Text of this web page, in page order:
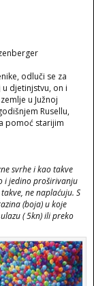
odluči se za
djetinjstvu, on i
u Južnoj
Rusellu,
pomoć starijim
svrhe i kao takve
i jedino proširivanju
ne naplaćuju. S
(boja) u koje
( 5kn) ili preko